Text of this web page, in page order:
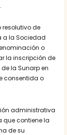
resolutivo de
a la Sociedad
o
la inscripción de
la Sunarp en
consentida o
administrativa
contiene la
de su